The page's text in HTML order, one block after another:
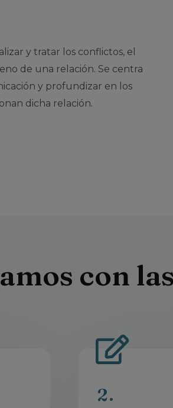
y tratar los conflictos, el
de una relación. Se centra
y profundizar en los
dicha relación.
con
2.